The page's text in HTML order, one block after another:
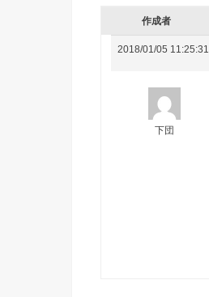
作成者
2018/01/05 11:25:31
下団